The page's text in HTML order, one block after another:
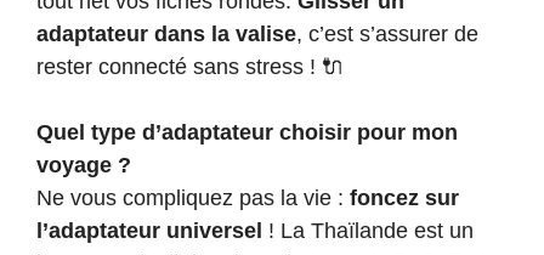
adaptateur dans la valise, c’est s’assurer de
rester connecté sans stress ! 🔌
Quel type d’adaptateur choisir pour mon
voyage ?
Ne vous compliquez pas la vie : foncez sur
l’adaptateur universel ! La Thaïlande est un